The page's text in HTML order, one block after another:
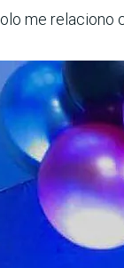
me relaciono